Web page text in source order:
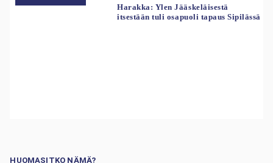
Harakka: Ylen Jääskeläisestä
itsestään tuli osapuoli tapaus Sipilässä
HUOMASITKO NÄMÄ?